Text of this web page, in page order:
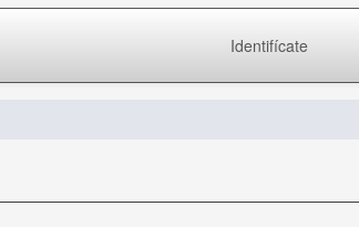
Identifícate